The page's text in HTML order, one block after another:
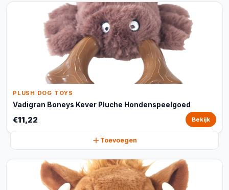
PLUSH DOG TOYS
Vadigran Boneys Kever Pluche Hondenspeelgoed
€11,22 Bekijk
Toevoegen